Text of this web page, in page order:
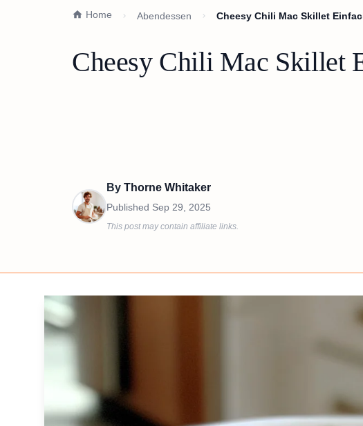
Home Abendessen Cheesy Chili Mac Skillet
Cheesy Chili Mac Skillet
By Thorne Whitaker
Published Sep 29, 2025
This post may contain affiliate links.